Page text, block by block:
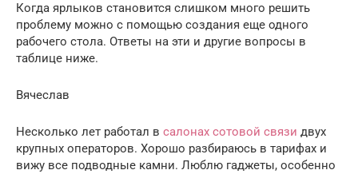
Когда ярлыков становится слишком много решить
проблему можно с помощью создания еще одного
рабочего стола. Ответы на эти и другие вопросы в
таблице ниже.
Вячеслав
Несколько лет работал в салонах сотовой связи двух
крупных операторов. Хорошо разбираюсь в тарифах и
вижу все подводные камни. Люблю гаджеты, особенно